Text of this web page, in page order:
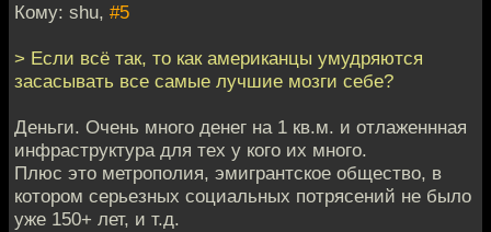
Кому: shu, #5
> Если всё так, то как американцы умудряются
засасывать все самые лучшие мозги себе?
Деньги. Очень много денег на 1 кв.м. и отлаженнная
инфраструктура для тех у кого их много.
Плюс это метрополия, эмигрантское общество, в
котором серьезных социальных потрясений не было
уже 150+ лет, и т.д.